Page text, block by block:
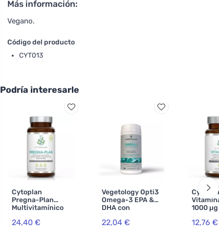
Más información:
Vegano.
Código del producto
CYT013
Podría interesarle
Cytoplan
Pregna-Plan
Multivitamínico
embarazadas y
24,40 €
Vegetology Opti3
Omega-3 EPA &
DHA con
vitamina D 60
cápsulas
22,04 €
1000 µg
lengua,
12,76 €